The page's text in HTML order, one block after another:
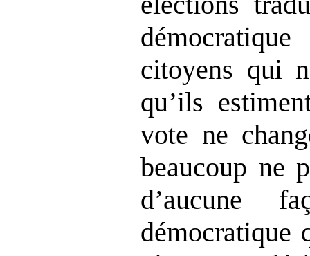
citoyens qui
qu’ils
vote ne
beaucoup ne
d’aucune
démocratique